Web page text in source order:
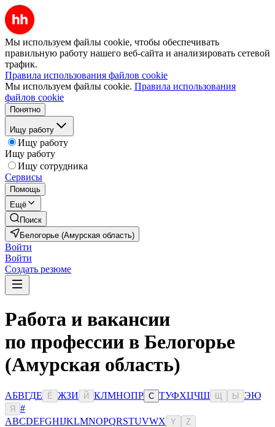
Мы используем файлы cookie, чтобы обеспечивать
правильную работу нашего веб-сайта и анализировать сетевой
трафик.
Правила использования файлов cookie
Мы используем файлы cookie. Правила использования
файлов cookie
Понятно
Ищу работу
Ищу работу
Ищу работу
Ищу сотрудника
Сервисы
Помощь
Ещё
Поиск
Белогорье (Амурская область)
Войти
Войти
Создать резюме
Работа и вакансии
по профессии в Белогорье
(Амурская область)
АБВГДЕ Ё ЖЗИ Й КЛМНОПР С ТУФХЦЧШ Ы ЭЮ
Я
#
ABCDEFGHIJKLMNOPQRSTUVWX Y Z